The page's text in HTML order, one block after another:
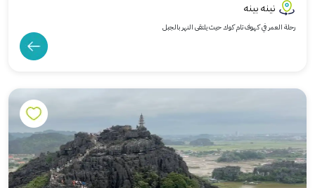
نينه بينه
رحلة العمر في كهوف تام كوك حيث يلتقى النهر بالجبل